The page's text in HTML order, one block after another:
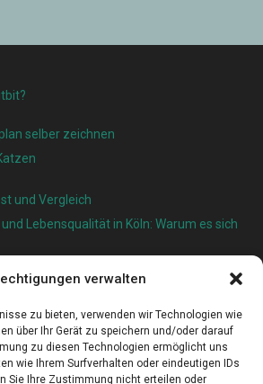
verwalten
zu bieten, verwenden wir Technologien wie
über Ihr Gerät zu speichern und/oder darauf
zu diesen Technologien ermöglicht uns
wie Ihrem Surfverhalten oder eindeutigen IDs
Sie Ihre Zustimmung nicht erteilen oder
selber zeichnen
und Vergleich
Lebensqualität in Köln: Warum es sich
in Ihrer Nähe